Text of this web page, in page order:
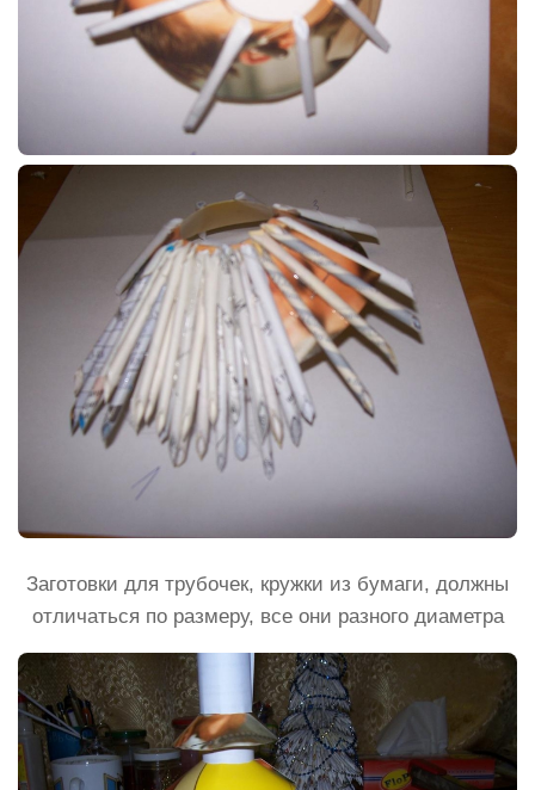
Заготовки для трубочек, кружки из бумаги, должны
отличаться по размеру, все они разного диаметра